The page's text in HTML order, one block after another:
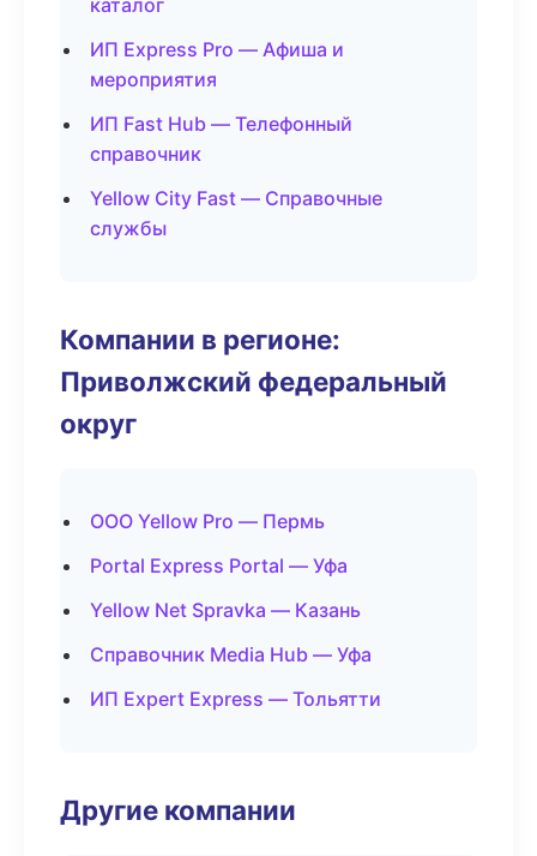
каталог
ИП Express Pro — Афиша и
мероприятия
ИП Fast Hub — Телефонный
справочник
Yellow City Fast — Справочные
службы
Компании в регионе:
Приволжский федеральный
округ
ООО Yellow Pro — Пермь
Portal Express Portal — Уфа
Yellow Net Spravka — Казань
Справочник Media Hub — Уфа
ИП Expert Express — Тольятти
Другие компании